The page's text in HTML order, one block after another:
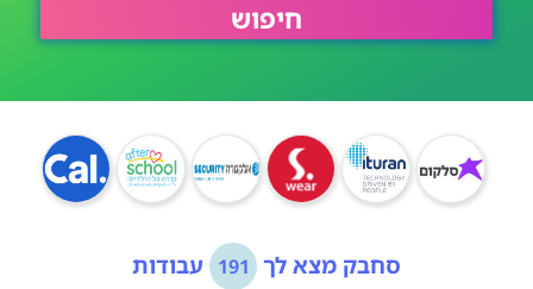
חיפוש
סחבק מצא לך 191 עבודות